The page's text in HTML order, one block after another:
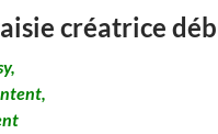
créatrice